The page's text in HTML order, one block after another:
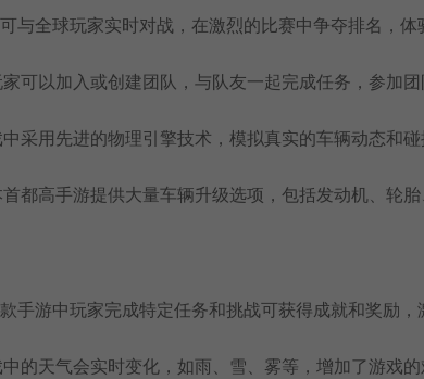
与全球玩家实时对战，在激烈的比赛中争夺排名，体
可以加入或创建团队，与队友一起完成任务，参加团
采用先进的物理引擎技术，模拟真实的车辆动态和碰
都高手游提供大量车辆升级选项，包括发动机、轮胎
手游中玩家完成特定任务和挑战可获得成就和奖励，
的天气会实时变化，如雨、雪、雾等，增加了游戏的